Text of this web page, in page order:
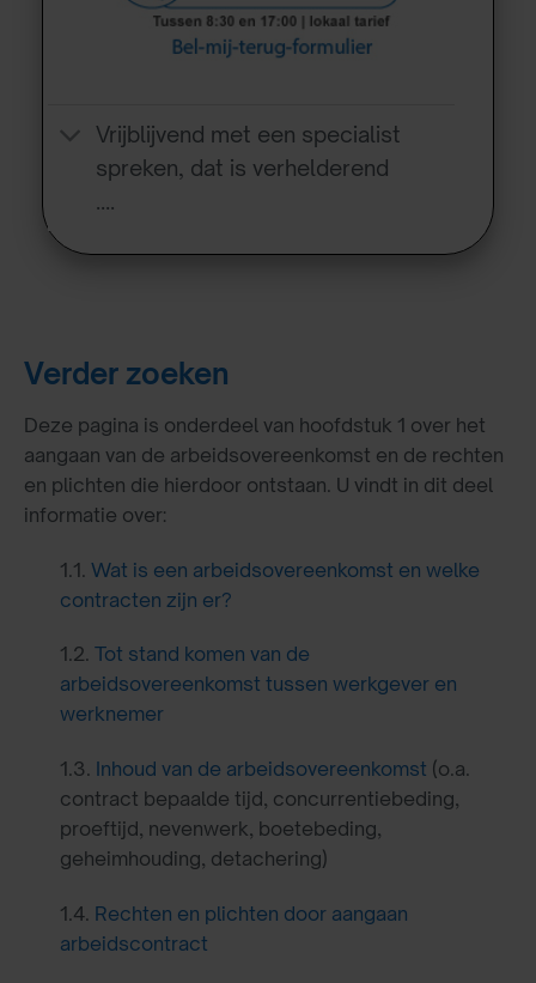
Vrijblijvend met een specialist
spreken, dat is verhelderend
….
Verder zoeken
Deze pagina is onderdeel van hoofdstuk 1 over het
aangaan van de arbeidsovereenkomst en de rechten
en plichten die hierdoor ontstaan. U vindt in dit deel
informatie over:
1.1. Wat is een arbeidsovereenkomst en welke
contracten zijn er?
1.2. Tot stand komen van de
arbeidsovereenkomst tussen werkgever en
werknemer
1.3. Inhoud van de arbeidsovereenkomst (o.a.
contract bepaalde tijd, concurrentiebeding,
proeftijd, nevenwerk, boetebeding,
geheimhouding, detachering)
1.4. Rechten en plichten door aangaan
arbeidscontract